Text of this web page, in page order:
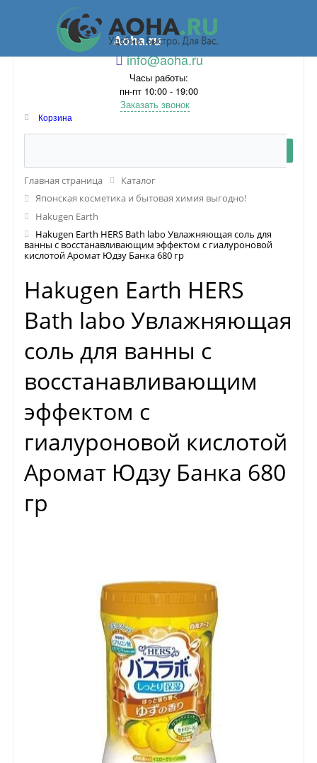
Aoha.ru
info@aoha.ru
Часы работы:
пн-пт 10:00 - 19:00
Заказать звонок
Корзина
Главная страница
Каталог
Японская косметика и бытовая химия выгодно!
Hakugen Earth
Hakugen Earth HERS Bath labo Увлажняющая соль для
ванны с восстанавливающим эффектом с гиалуроновой
кислотой Аромат Юдзу Банка 680 гр
Hakugen Earth HERS
Bath labo Увлажняющая
соль для ванны с
восстанавливающим
эффектом с
гиалуроновой кислотой
Аромат Юдзу Банка 680
гр